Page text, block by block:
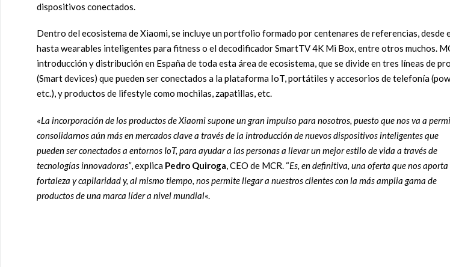
dispositivos conectados.
Dentro del ecosistema de Xiaomi, se incluye un portfolio formado por centenares de referencias,
hasta wearables inteligentes para fitness o el decodificador SmartTV 4K Mi Box, entre otros muchos.
introducción y distribución en España de toda esta área de ecosistema, que se divide en tres líneas de
(Smart devices) que pueden ser conectados a la plataforma IoT, portátiles y accesorios de telefonía
etc.), y productos de lifestyle como mochilas, zapatillas, etc.
«La incorporación de los productos de Xiaomi supone un gran impulso para nosotros, puesto que nos va a
consolidarnos aún más en mercados clave a través de la introducción de nuevos dispositivos inteligentes que
pueden ser conectados a entornos IoT, para ayudar a las personas a llevar un mejor estilo de vida a través de
tecnologías innovadoras”, explica Pedro Quiroga, CEO de MCR. “Es, en definitiva, una oferta que nos aporta
fortaleza y capilaridad y, al mismo tiempo, nos permite llegar a nuestros clientes con la más amplia gama de
productos de una marca líder a nivel mundial«.